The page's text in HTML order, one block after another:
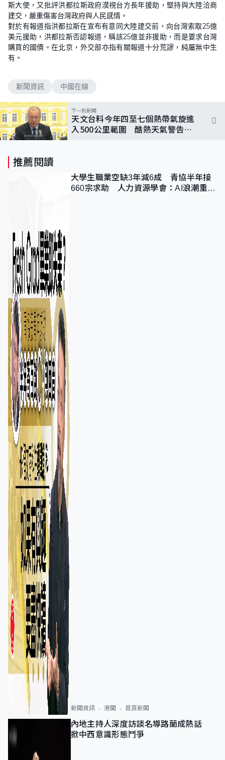
斯大使，又批評洪都拉斯政府漠視台方長年援助，堅持與大陸洽商
建交，嚴重傷害台灣政府與人民感情。
對於有報道指洪都拉斯在宣布有意同大陸建交前，向台灣索取25億
美元援助，洪都拉斯否認報道，稱該25億並非援助，而是要求台灣
購買的國債。在北京，外交部亦指有關報道十分荒謬，純屬無中生
有。
新聞資訊 中國在線
下一則新聞
天文台料今年四至七個熱帶氣旋進
入500公里範圍 酷熱天氣警告增
推薦閱讀
大學生職業空缺3年減6成 青協半年接
660宗求助 人力資源學會：AI浪潮重整
新聞資訊 港聞 首頁新聞
內地主持人深度訪談名導路蘭成熱話
掀中西意識形態鬥爭